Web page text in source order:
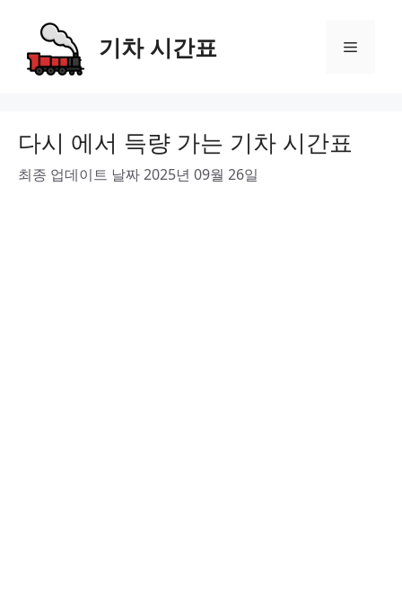
content
기차 시간표 Menu
다시 에서 득량 가는 기차 시간표
최종 업데이트 날짜 2025년 09월 26일